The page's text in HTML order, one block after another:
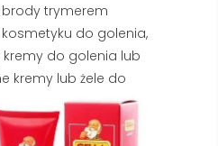
GOLENIE MASZYNKĄ
ŻYLETKI –
PORADNIK
brody trymerem
do golenia,
kremy do golenia lub
kremy lub żele do